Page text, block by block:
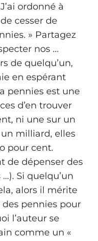
ordonné à
cesser de
» Partagez
nos …
de quelqu’un,
en espérant
pennies est une
d’en trouver
ni une sur un
milliard, elles
pour cent.
de dépenser des
Si quelqu’un
alors il mérite
pennies pour
l’auteur se
comme un «